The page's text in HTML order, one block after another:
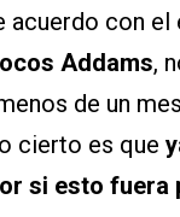
acuerdo con el
Addams,
de un
cierto es que
si esto fuera